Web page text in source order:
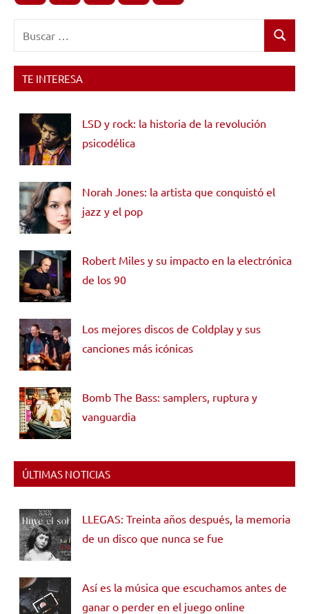
Buscar
TE INTERESA
LSD y rock: la historia de la revolución
psicodélica
Norah Jones: la artista que conquistó el
jazz y el pop
Robert Miles y su impacto en la electrónica
de los 90
Los mejores discos de Coldplay y sus
canciones más icónicas
Bomb The Bass: samplers, ruptura y
vanguardia
ÚLTIMAS NOTICIAS
LLEGAS: Treinta años después, la memoria
de un disco que nunca se fue
Así es la música que escuchamos antes de
ganar o perder en el juego online